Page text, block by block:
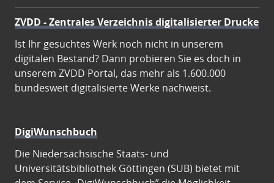
ZVDD - Zentrales Verzeichnis digitalisierter Drucke
Ist Ihr gesuchtes Werk noch nicht in unserem
digitalen Bestand? Dann probieren Sie es doch in
unserem ZVDD Portal, das mehr als 1.600.000
bundesweit digitalisierte Werke nachweist.
DigiWunschbuch
Die Niedersächsische Staats- und
Universitätsbibliothek Göttingen (SUB) bietet mit